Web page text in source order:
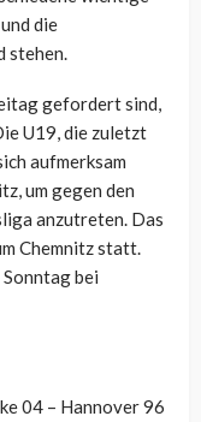
die
stehen.
gefordert sind,
U19, die zuletzt
aufmerksam
um gegen den
anzutreten. Das
Chemnitz statt.
bei
04 – Hannover 96